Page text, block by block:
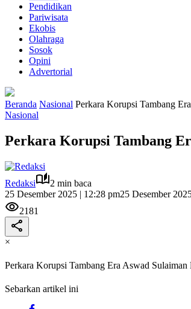
Pendidikan
Pariwisata
Ekobis
Olahraga
Sosok
Opini
Advertorial
Beranda Nasional Perkara Korupsi Tambang
Nasional
Perkara Korupsi Tambang
Redaksi
2 min baca
25 Desember 2025 | 12:28 pm25 Desember
2181
×
Perkara Korupsi Tambang Era Aswad
Sebarkan artikel ini